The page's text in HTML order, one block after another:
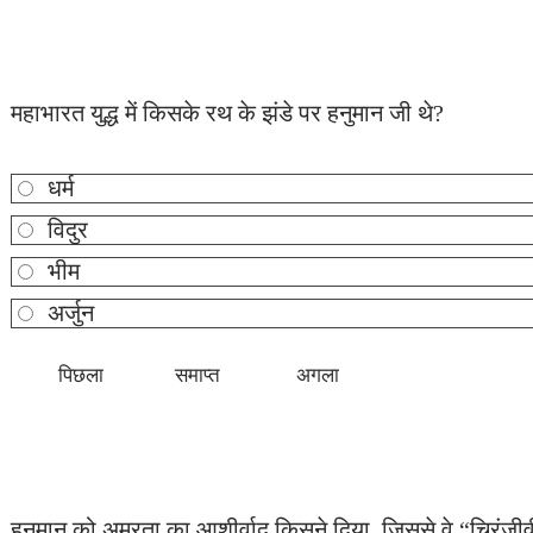
महाभारत युद्ध में किसके रथ के झंडे पर हनुमान जी थे?
धर्म
विदुर
भीम
अर्जुन